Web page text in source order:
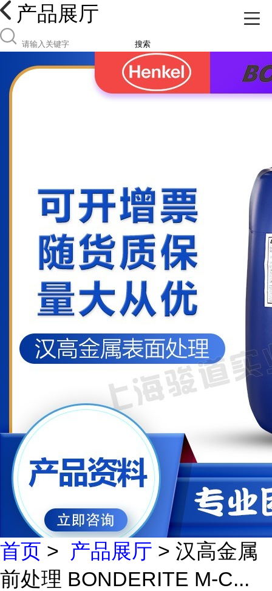
产品展厅
搜索
首页 > 产品展厅 > 汉高金属
前处理 BONDERITE M-C...